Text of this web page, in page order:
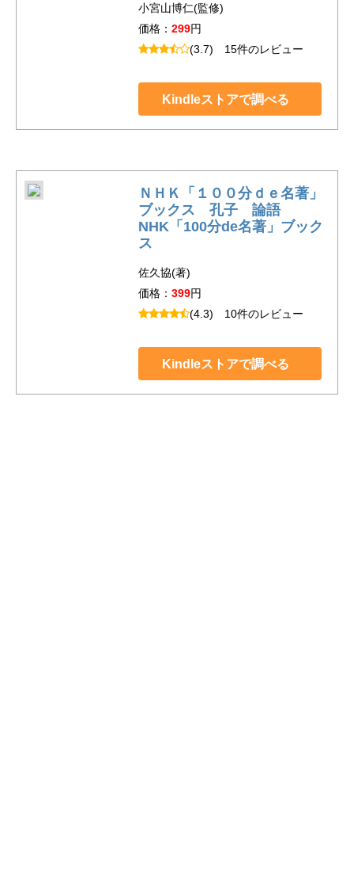
小宮山博仁(監修)
価格： 299円
(3.7) 15件のレビュー
Kindleストアで調べる
ＮＨＫ「１００分ｄｅ名著」
ブックス 孔子 論語
NHK「100分de名著」ブック
ス
佐久協(著)
価格： 399円
(4.3) 10件のレビュー
Kindleストアで調べる